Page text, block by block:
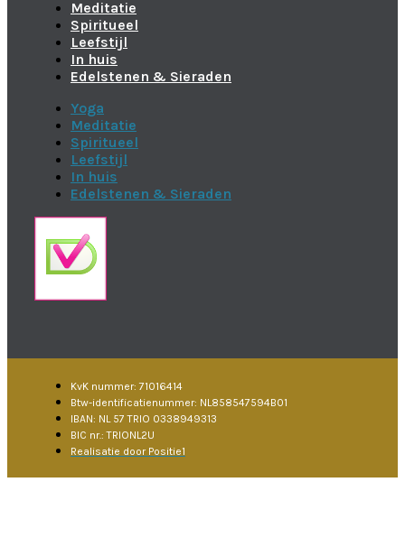
Meditatie
Spiritueel
Leefstijl
In huis
Edelstenen & Sieraden
Yoga
Meditatie
Spiritueel
Leefstijl
In huis
Edelstenen & Sieraden
KvK nummer: 71016414
Btw-identificatienummer: NL858547594B01
IBAN: NL 57 TRIO 0338949313
BIC nr.: TRIONL2U
Realisatie door Positie1